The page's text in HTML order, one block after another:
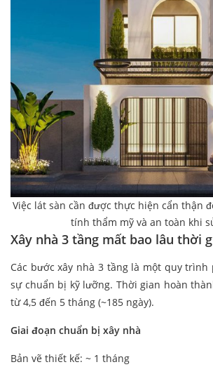
Việc lát sàn cần được thực hiện cẩn thận
tính thẩm mỹ và an toàn khi
Xây nhà 3 tầng mất bao lâu thời
Các bước xây nhà 3 tầng là một quy trình
sự chuẩn bị kỹ lưỡng. Thời gian hoàn
từ 4,5 đến 5 tháng (~185 ngày).
Giai đoạn chuẩn bị xây nhà
Bản vẽ thiết kế: ~ 1 tháng